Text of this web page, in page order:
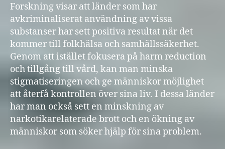
Forskning visar att länder som har
avkriminaliserat användning av vissa
substanser har sett positiva resultat när det
kommer till folkhälsa och samhällssäkerhet.
Genom att istället fokusera på harm reduction
och tillgång till vård, kan man minska
stigmatiseringen och ge människor möjlighet
att återfå kontrollen över sina liv. I dessa länder
har man också sett en minskning av
narkotikarelaterade brott och en ökning av
människor som söker hjälp för sina problem.